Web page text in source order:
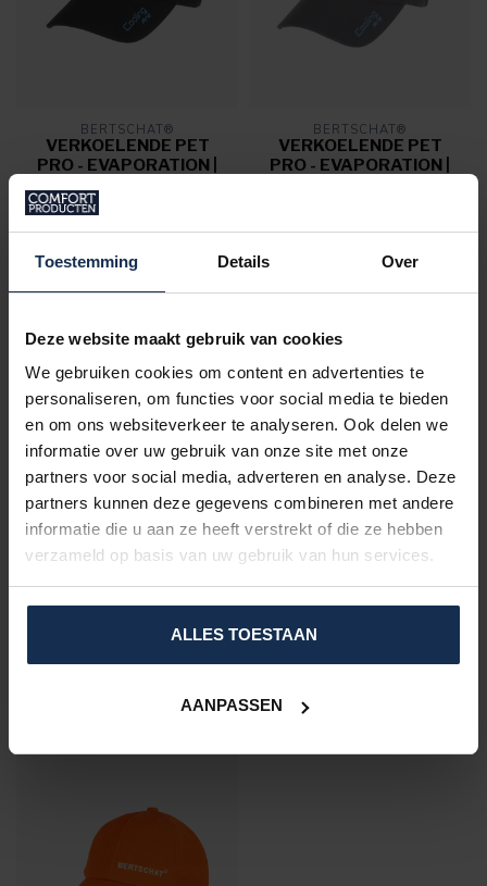
Toestemming Details Over
Deze website maakt gebruik van cookies
We gebruiken cookies om content en advertenties te
personaliseren, om functies voor social media te bieden
en om ons websiteverkeer te analyseren. Ook delen we
informatie over uw gebruik van onze site met onze
partners voor social media, adverteren en analyse. Deze
partners kunnen deze gegevens combineren met andere
informatie die u aan ze heeft verstrekt of die ze hebben
verzameld op basis van uw gebruik van hun services.
ALLES TOESTAAN
AANPASSEN
BERTSCHAT®
VERKOELENDE PET
PRO - EVAPORATION |
€34,95
Op voorraad
BERTSCHAT®
VERKOELENDE PET
PRO - EVAPORATION |
€34,95
Op voorraad
EXTRA
KOELELEMENTEN PCM
Niet op voorraad
KOELVEST EXCLUSIEF
KOELELEMENTEN